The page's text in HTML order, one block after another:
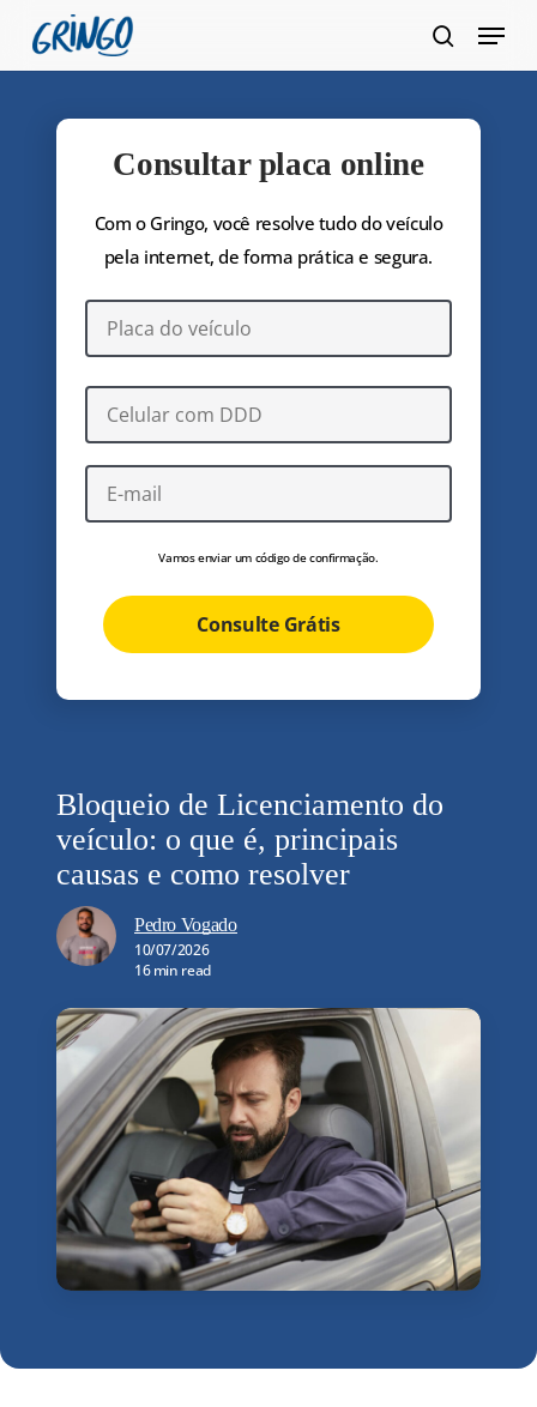
Pular
para
conteúdo
Menu
Consultar placa online
Com o Gringo, você resolve tudo do veículo
pela internet, de forma prática e segura.
Vamos enviar um código de confirmação.
Consulte Grátis
Bloqueio de Licenciamento do
veículo: o que é, principais
causas e como resolver
Pedro Vogado
10/07/2026
16 min read